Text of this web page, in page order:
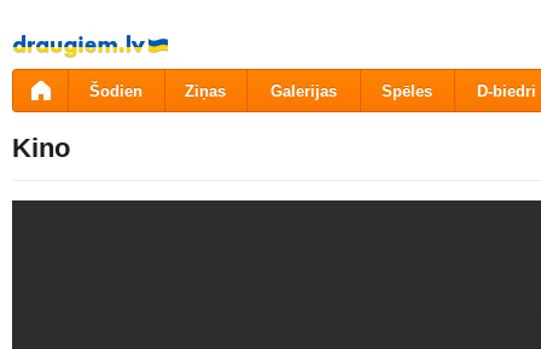
Pāriet
uz
saturu
Šodien Ziņas Galerijas Spēles D-biedri
Kino